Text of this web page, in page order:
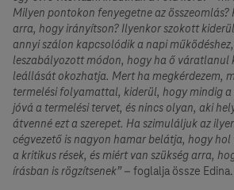
Milyen pontokon fenyegetne az összeomlás?
arra, hogy irányítson? Ilyenkor szokott
annyi szálon kapcsolódik a napi
leszabályozott módon, hogy ha ő váratlanul
leállását okozhatja. Mert ha megkérdezem,
termelési folyamattal, kiderül, hogy mindig a
jóvá a termelési tervet, és nincs olyan, aki
átvenné ezt a szerepet. Ha szimuláljuk az
cégvezető is nagyon hamar belátja, hogy hol
a kritikus rések, és miért van szükség arra,
írásban is rögzítsenek”– foglalja össze Edina.